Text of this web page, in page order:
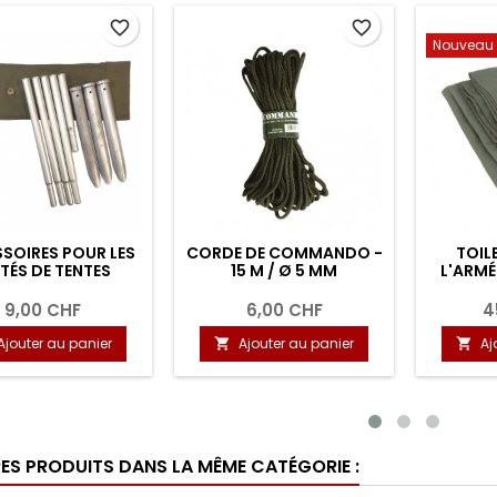
/
ASSORTIMENT DE
MAQUILLAGE POUR LE
 Ajouter au panier
FILET DE
POUR UNE
 Ajouter au panier
PRODUITS DANS LA MÊME CATÉGORIE :